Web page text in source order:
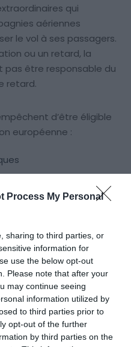
Process My Personal
sharing to third parties, or
information for
use the below opt-out
Please note that after your
may continue seeing
information utilized by
to third parties prior to
opt-out of the further
by third parties on the
qui
aériennes
le vol à ses passagers.
ou un retard, la
pas être responsable du
retard.
d’être éligible
européenne :
(conditions
ont permis à
même dans
coûte rien de